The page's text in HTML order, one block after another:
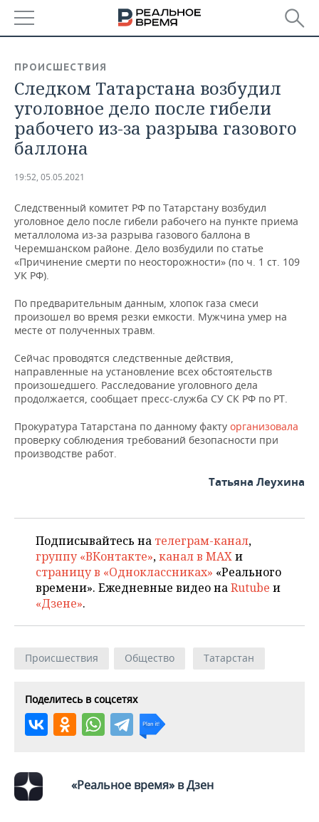
БАШКОРТОСТАН
ТАТАРСТАН
УДМУРТИЯ
НОВОСТИ
АНАЛИТИКА
НОВОСТИ АНАЛИТИКИ
ДЕКЛАРАЦИИ О ДОХОДАХ
КОРОЛИ ГОСЗАКАЗА ПФО
ВУЗЫ ТАТАРСТАНА
КОМУ ПРИНАДЛЕЖАТ
ТАТАРСТАНА
ЭКОНОМИКА
НОВОСТИ ЭКОНОМИКИ
ФИНАНСЫ
БАНКИ
БЮДЖЕТ
ИНВЕСТИЦИИ
ПРОМЫШЛЕННОСТЬ
НОВОСТИ
ПРОМЫШЛЕННОСТИ
АГРОПРОМ
НЕФТЕХИМИЯ
НЕФТЬ
ОПК
ЭНЕРГЕТИКА
НЕДВИЖИМОСТЬ
НОВОСТИ НЕДВИЖИМОСТИ
АВТО
НОВОСТИ АВТО
БИЗНЕС
НОВОСТИ БИЗНЕСА
ТРАНСПОРТ
ТЕХНОЛОГИИ
IT
ТЕЛЕКОММУНИКАЦИИ
НОВОСТИ МЕРОПРИЯТИЙ
БИЗНЕС-БРАНЧИ
СПОРТ
ФУТБОЛ
ВОЛЕЙБОЛ
КИБЕРСПОРТ
ФИГУРНОЕ КАТАНИЕ
НОВОСТИ ОБЩЕСТВА
ИСТОРИЯ
КУЛЬТУРА
МЕДИЦИНА
ФОТОГАЛЕРЕЯ
СПИСОК ПЕРСОН
СПИСОК КОМПАНИЙ
ПОЛНАЯ ВЕРСИЯ
ПРОИСШЕСТВИЯ
Следком Татарстана возбудил
уголовное дело после гибели
рабочего из-за разрыва газового
баллона
19:52, 05.05.2021
Следственный комитет РФ по Татарстану возбудил
уголовное дело после гибели рабочего на пункте приема
металлолома из-за разрыва газового баллона в
Черемшанском районе. Дело возбудили по статье
«Причинение смерти по неосторожности» (по ч. 1 ст. 109
УК РФ).
По предварительным данным, хлопок газа смеси
произошел во время резки емкости. Мужчина умер на
месте от полученных травм.
Сейчас проводятся следственные действия,
направленные на установление всех обстоятельств
произошедшего. Расследование уголовного дела
продолжается, сообщает пресс-служба СУ СК РФ по РТ.
Прокуратура Татарстана по данному факту организовала
проверку соблюдения требований безопасности при
производстве работ.
Татьяна Леухина
Подписывайтесь на телеграм-канал,
группу «ВКонтакте»,канал в MAXи
страницу в «Одноклассниках» «Реального
времени». Ежедневные видео наRutube и
«Дзене».
Происшествия Общество Татарстан
Поделитесь в соцсетях
«Реальное время» в Дзен